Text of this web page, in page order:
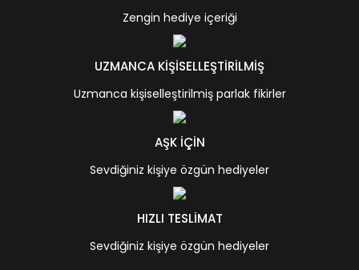
Zengin hediye içeriği
UZMANCA KİŞİSELLEŞTİRİLMİŞ
Uzmanca kişiselleştirilmiş parlak fikirler
AŞK İÇİN
Sevdiğiniz kişiye özgün hediyeler
HIZLI TESLİMAT
Sevdiğiniz kişiye özgün hediyeler